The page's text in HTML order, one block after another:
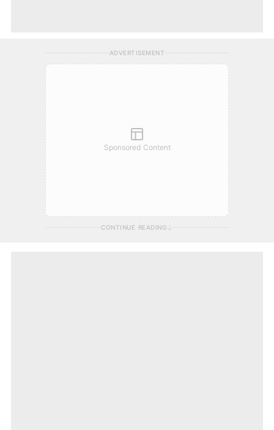
ADVERTISEMENT
Sponsored Content
CONTINUE READING